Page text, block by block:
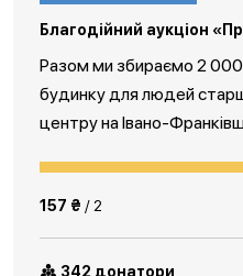
Благодійний аукціон
Разом ми збираємо 2
будинку для людей
центру на Івано-
157 ₴ / 2
342 донатори